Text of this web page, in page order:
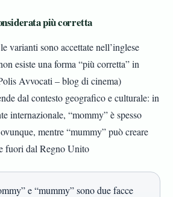
più corretta
varianti sono accettate nell’inglese
esiste una forma “più corretta” in
Avvocati – blog di cinema)
dal contesto geografico e culturale: in
internazionale, “mommy” è spesso
mentre “mummy” può creare
fuori dal Regno Unito
e “mummy” sono due facce